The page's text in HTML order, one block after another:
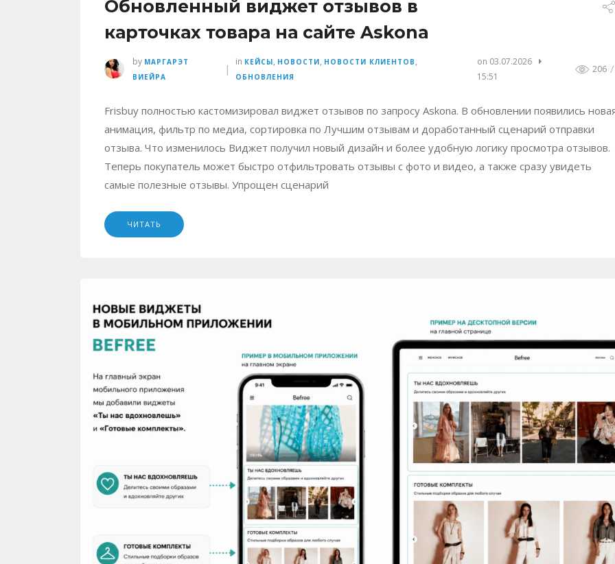
Обновленный виджет отзывов в
карточках товара на сайте Askona
by МАРГАРЭТ
ВИЕЙРА
|
in КЕЙСЫ, НОВОСТИ, НОВОСТИ КЛИЕНТОВ ,
ОБНОВЛЕНИЯ
on 03.07.2026
15:51
206 /
Frisbuy полностью кастомизировал виджет отзывов по запросу Askona. В обновлении появились
анимация, фильтр по медиа, сортировка по Лучшим отзывам и доработанный сценарий отправки
отзыва. Что изменилось Виджет получил новый дизайн и более удобную логику просмотра отзывов.
Теперь покупатель может быстро отфильтровать отзывы с фото и видео, а также сразу увидеть
самые полезные отзывы. Упрощен сценарий
ЧИТАТЬ